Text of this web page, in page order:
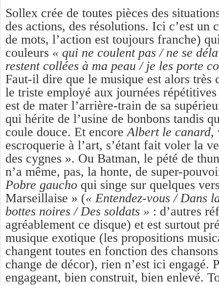
Sollex crée de toutes pièces des
des actions, des résolutions. Ici c’est un
de mots, l’action est toujours franche)
couleurs « qui ne coulent pas / ne se
restent collées à ma peau / je les porte
Faut-il dire que le musique est alors très
le triste employé aux journées
est de mater l’arrière-train de sa
qui hérite de l’usine de bonbons tandis
coule douce. Et encore Albert le canard,
escroquerie à l’art, s’étant fait voler la
des cygnes ». Ou Batman, le pété de
n’a même, pas, la honte, de super-
Pobre gaucho qui singe sur quelques
Marseillaise » (« Entendez-vous / Dans
bottes noires / Des soldats » : d’autres
agréablement ce disque) et est surtout
musique exotique (les propositions
changent toutes en fonction des
change de décor), rien n’est ici engagé.
engageant, bien construit, bien enlevé.